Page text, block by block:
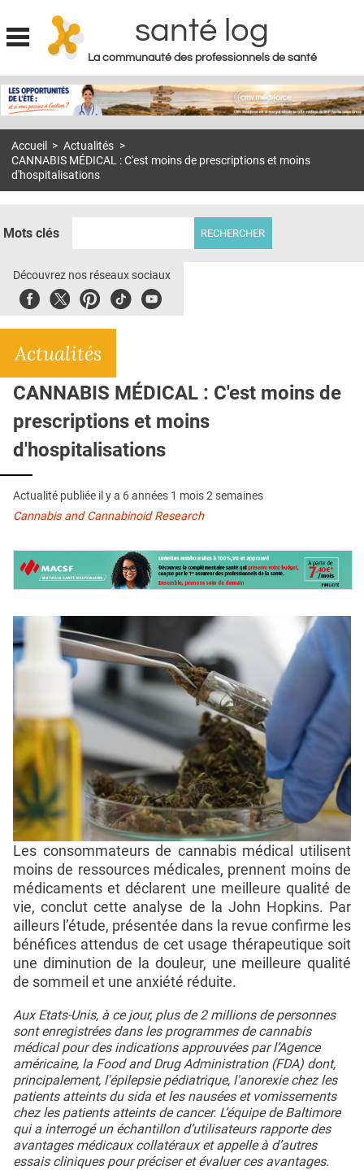
Jump to navigation
santé log
La communauté des professionnels de santé
MON COMPTE
S'ABONNER À LA REVUE SOIN À DOMICILE
ACTUS
E-REVUE SAD
THÉMA
CRÉDITS
Accueil > Actualités >
CANNABIS MÉDICAL : C'est moins de prescriptions et moins
d'hospitalisations
Mots clés
Découvrez nos réseaux sociaux
FacebookTwitterPinterest
TiktokYoubute
Actualités
CANNABIS MÉDICAL : C'est moins de
prescriptions et moins
d'hospitalisations
Actualité publiée il y a 6 années 1 mois 2 semaines
Cannabis and Cannabinoid Research
Les consommateurs de cannabis médical utilisent
moins de ressources médicales, prennent moins de
médicaments et déclarent une meilleure qualité de
vie, conclut cette analyse de la John Hopkins. Par
ailleurs l’étude, présentée dans la revue confirme les
bénéfices attendus de cet usage thérapeutique soit
une diminution de la douleur, une meilleure qualité
de sommeil et une anxiété réduite.
Aux Etats-Unis, à ce jour, plus de 2 millions de personnes
sont enregistrées dans les programmes de cannabis
médical pour des indications approuvées par l’Agence
américaine, la Food and Drug Administration (FDA) dont,
principalement, l'épilepsie pédiatrique, l'anorexie chez les
patients atteints du sida et les nausées et vomissements
chez les patients atteints de cancer. L’équipe de Baltimore
qui a interrogé un échantillon d’utilisateurs rapporte des
avantages médicaux collatéraux et appelle à d’autres
essais cliniques pour préciser et évaluer ces avantages.